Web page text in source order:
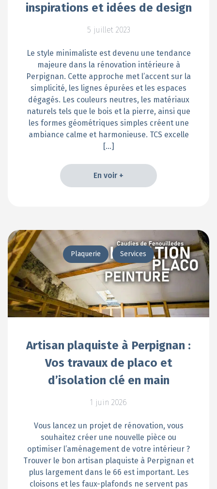
inspirations et idées de design
5 juillet 2023
Le style minimaliste est devenu une tendance
majeure dans la rénovation intérieure à
Perpignan. Cette approche met l’accent sur la
simplicité, les lignes épurées et les espaces
dégagés. Les couleurs neutres, les matériaux
naturels tels que le bois et la pierre, ainsi que
les formes géométriques simples créent une
ambiance calme et harmonieuse. TCS excelle
[…]
En voir +
Plaquerie Services
Artisan plaquiste à Perpignan :
Vos travaux de placo et
d’isolation clé en main
1 juin 2026
Vous lancez un projet de rénovation, vous
souhaitez créer une nouvelle pièce ou
optimiser l’aménagement de votre intérieur ?
Trouver le bon artisan plaquiste à Perpignan et
plus largement dans le 66 est important. Les
cloisons et les faux-plafonds ne servent pas